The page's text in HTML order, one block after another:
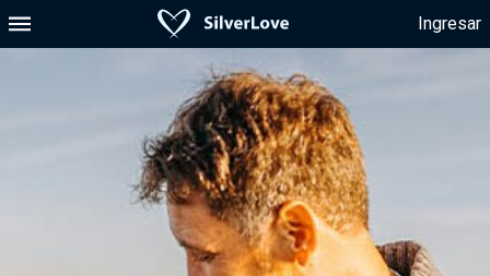
Ingresar